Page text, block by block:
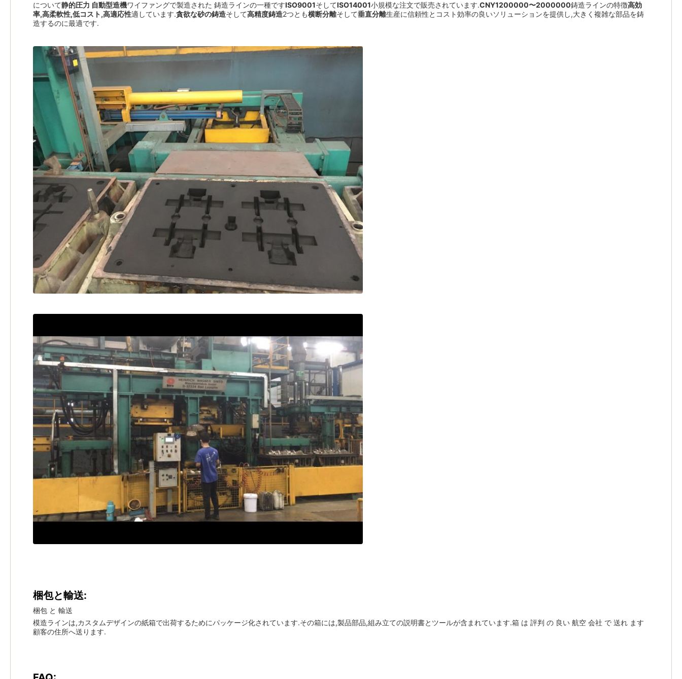
について静的圧力 自動型造機ワイファングで製造された 鋳造ラインの一種ですISO9001そしてISO14001小規模な注文で販売されています.CNY1200000〜2000000鋳造ラインの特徴高効
率,高柔軟性,低コスト,高適応性適しています.貪欲な砂の鋳造そして高精度鋳造2つとも横断分離そして垂直分離生産に信頼性とコスト効率の良いソリューションを提供し,大きく複雑な部品を鋳
造するのに最適です.
梱包と輸送:
梱包 と 輸送
模造ラインは,カスタムデザインの紙箱で出荷するためにパッケージ化されています.その箱には,製品部品,組み立ての説明書とツールが含まれています.箱 は 評判 の 良い 航空 会社 で 送れ ます
顧客の住所へ送ります.